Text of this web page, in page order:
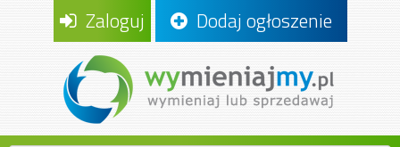
Zaloguj Dodaj ogłoszenie